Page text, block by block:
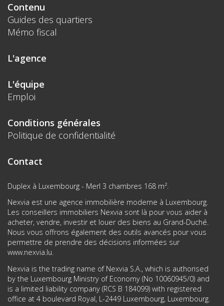
Contenu
Guides des quartiers
Mémo fiscal
L'agence
L'équipe
Emploi
Conditions générales
Politique de confidentialité
Contact
Duplex à Luxembourg - Merl 3 chambres 168 m².
Nexvia est une agence immobilière moderne à Luxembourg.
Les conseillers immobiliers Nexvia sont là pour vous aider à
acheter, vendre, investir et louer des biens au Grand-Duché.
Nous vous offrons également des outils avancés pour vous
permettre de prendre des décisions informées sur
www.nexvia.lu.
Nexvia is the trading name of Nexvia S.A., which is authorised
by the Luxembourg Ministry of Economy (No 10060945/0) and
is a limited liability company (RCS B 184099) with registered
office at 4 boulevard Royal, L-2449 Luxembourg, Luxembourg.